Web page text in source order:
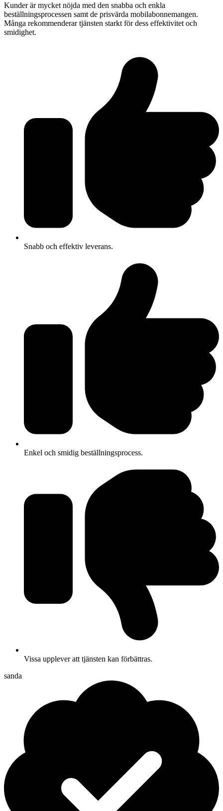
Kunder är mycket nöjda med den snabba och enkla
beställningsprocessen samt de prisvärda mobilabonnemangen.
Många rekommenderar tjänsten starkt för dess effektivitet och
smidighet.
Snabb och effektiv leverans.
Enkel och smidig beställningsprocess.
Vissa upplever att tjänsten kan förbättras.
sanda